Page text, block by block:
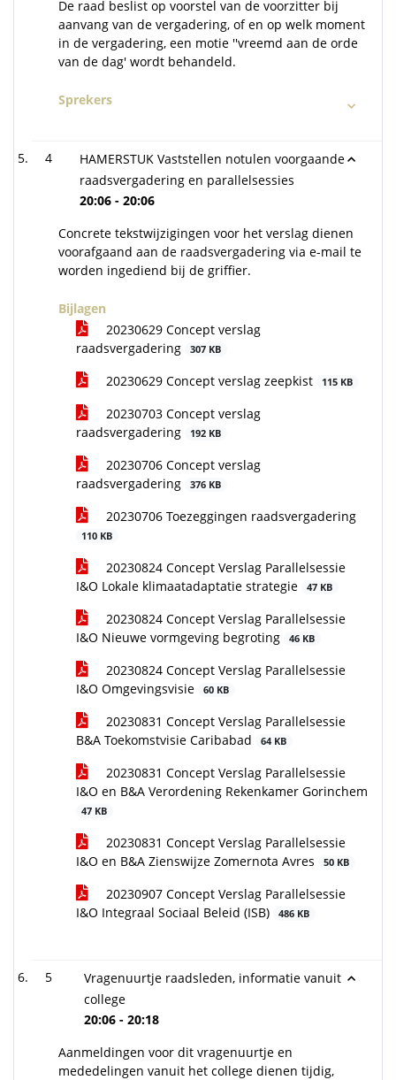
De raad beslist op voorstel van de voorzitter bij
aanvang van de vergadering, of en op welk moment
in de vergadering, een motie ''vreemd aan de orde
van de dag' wordt behandeld.
Sprekers
4
HAMERSTUK Vaststellen notulen voorgaande
raadsvergadering en parallelsessies
20:06 - 20:06
Concrete tekstwijzigingen voor het verslag dienen
voorafgaand aan de raadsvergadering via e-mail te
worden ingediend bij de griffier.
Bijlagen
20230629 Concept verslag
raadsvergadering
307 KB
20230629 Concept verslag zeepkist 115 KB
20230703 Concept verslag
raadsvergadering
192 KB
20230706 Concept verslag
raadsvergadering
376 KB
20230706 Toezeggingen raadsvergadering
110 KB
20230824 Concept Verslag Parallelsessie
I&O Lokale klimaatadaptatie strategie
47 KB
20230824 Concept Verslag Parallelsessie
I&O Nieuwe vormgeving begroting
46 KB
20230824 Concept Verslag Parallelsessie
I&O Omgevingsvisie
60 KB
20230831 Concept Verslag Parallelsessie
B&A Toekomstvisie Caribabad
64 KB
20230831 Concept Verslag Parallelsessie
I&O en B&A Verordening Rekenkamer Gorinchem
47 KB
20230831 Concept Verslag Parallelsessie
I&O en B&A Zienswijze Zomernota Avres
50 KB
20230907 Concept Verslag Parallelsessie
I&O Integraal Sociaal Beleid (ISB)
486 KB
5
Vragenuurtje raadsleden, informatie vanuit
college
20:06 - 20:18
Aanmeldingen voor dit vragenuurtje en
mededelingen vanuit het college dienen tijdig,